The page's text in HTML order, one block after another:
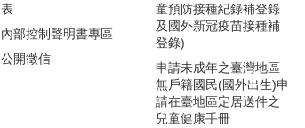
表
內部控制聲明書專區
公開徵信
童預防接種紀錄補登錄
及國外新冠疫苗接種補
登錄)
申請未成年之臺灣地區
無戶籍國民(國外出生)申
請在臺地區定居送件之
兒童健康手冊